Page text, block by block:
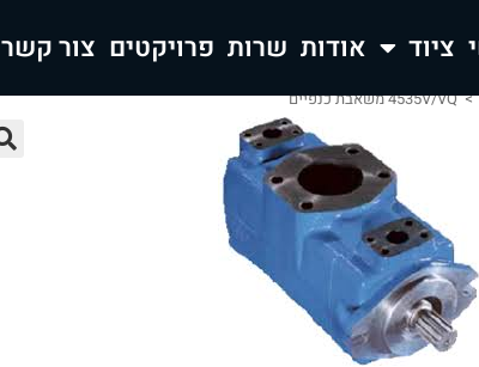
ציוד אודות שרות פרויקטים צור קשר
> 4535V/VQ משאבת כנפיים